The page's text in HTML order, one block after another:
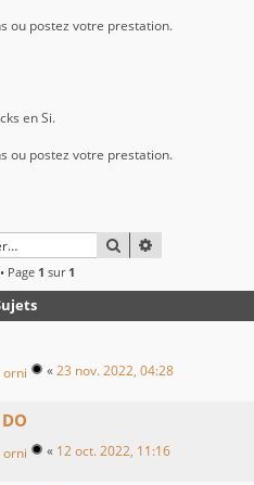
ou postez votre prestation.
en Si.
ou postez votre prestation.
RECHERCHER
Page 1 sur 1
orni «23 nov. 2022, 04:28
orni « 12 oct. 2022, 11:16